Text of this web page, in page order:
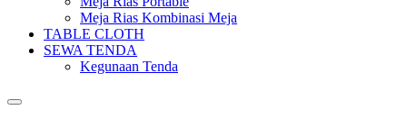
Meja Rias Kombinasi Meja
TABLE CLOTH
SEWA TENDA
Kegunaan Tenda